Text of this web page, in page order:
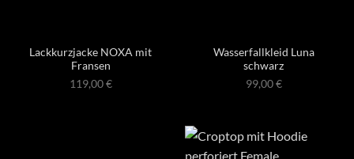
Lackkurzjacke NOXA mit
Fransen
119,00€
Wasserfallkleid Luna
schwarz
99,00€